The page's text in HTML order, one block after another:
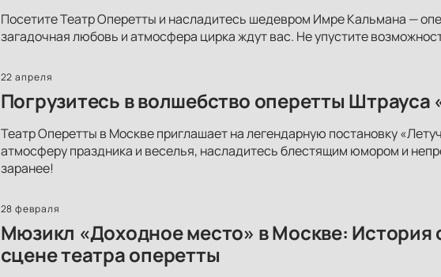
Посетите Театр Оперетты и насладитесь шедевром Имре Кальмана —
загадочная любовь и атмосфера цирка ждут вас. Не упустите
22 апреля
Погрузитесь в волшебство оперетты
Театр Оперетты в Москве приглашает на легендарную постановку
атмосферу праздника и веселья, насладитесь блестящим юмором и
заранее!
28 февраля
Мюзикл «Доходное место» в Москве: История
сцене театра оперетты